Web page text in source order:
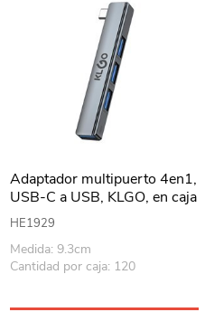
Adaptador multipuerto 4en1,
USB-C a USB, KLGO, en caja
HE1929
Medida: 9.3cm
Cantidad por caja: 120